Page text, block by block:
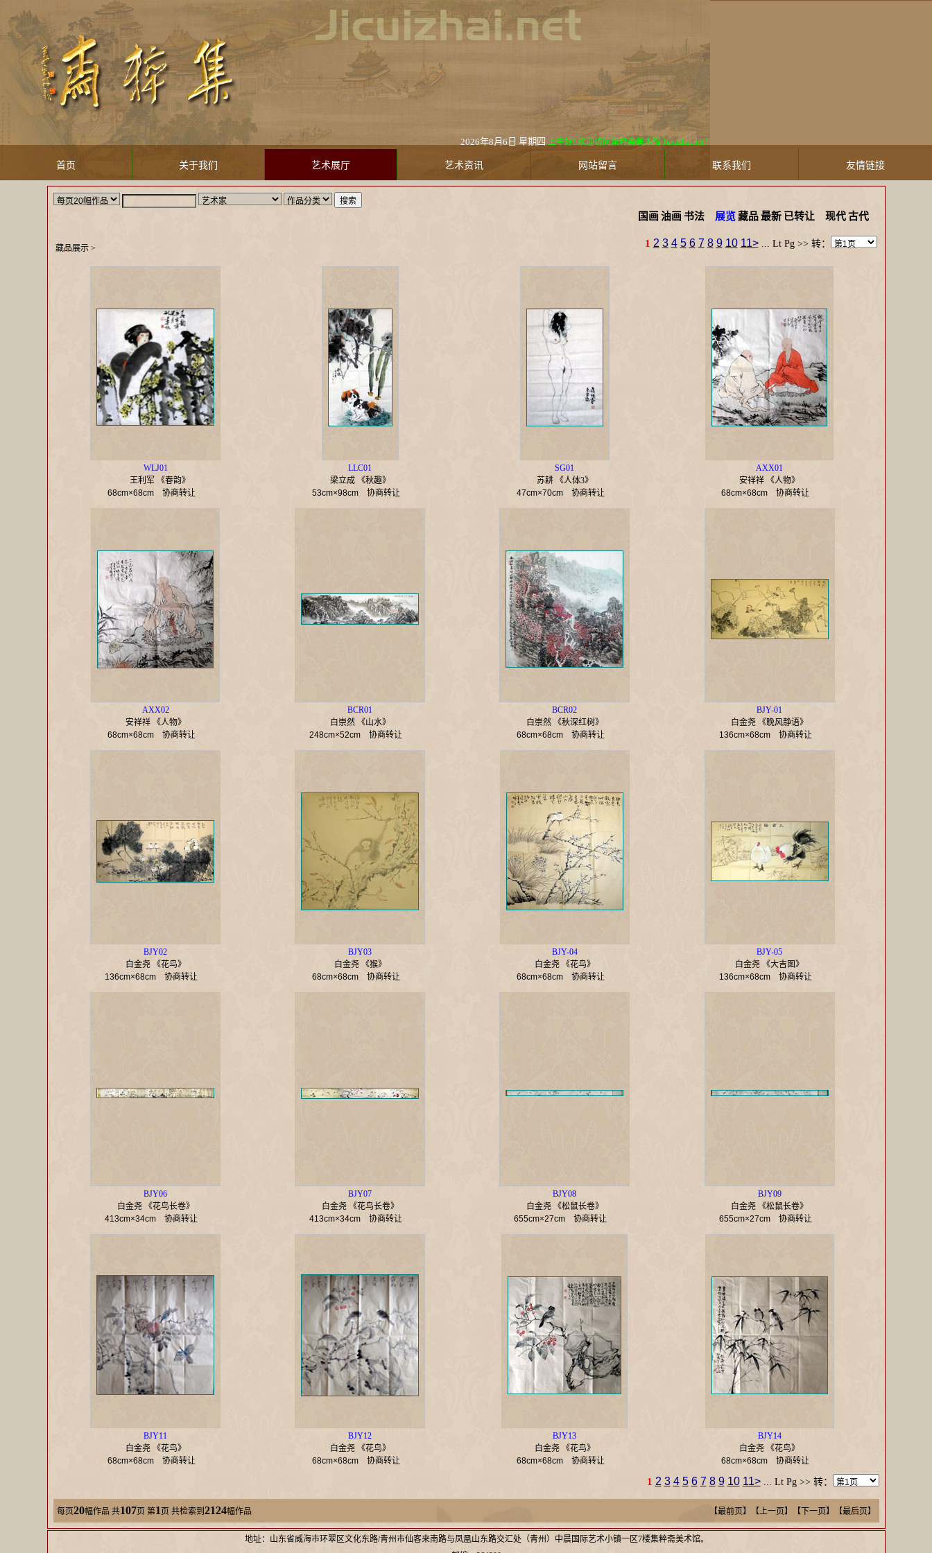
2026年8月6日 星期四 上午好! 欢迎访问集粹斋美术馆 Jicuizhai.net !
首页 关于我们 艺术展厅 艺术资讯 网站留言 联系我们 友情链接
国画 油画 书法 展览 藏品 最新 已转让 现代 古代
藏品展示> 1 2 3 4 5 6 7 8 9 10 11>... Lt Pg>> 转：
WLJ01
王利军 《春韵》
68cm×68cm协商转让
LLC01
梁立成 《秋趣》
53cm×98cm协商转让
SG01
苏耕 《人体3》
47cm×70cm协商转让
AXX01
安祥祥 《人物》
68cm×68cm 协商转让
AXX02
安祥祥 《人物》
68cm×68cm协商转让
BCR01
白崇然 《山水》
248cm×52cm 协商转让
BCR02
白崇然 《秋深红树》
68cm×68cm协商转让
BJY-01
白金尧 《晚风静语》
136cm×68cm协商转让
BJY02
白金尧 《花鸟》
136cm×68cm 协商转让
BJY03
白金尧 《猴》
68cm×68cm协商转让
BJY-04
白金尧 《花鸟》
68cm×68cm协商转让
BJY-05
白金尧 《大吉图》
136cm×68cm协商转让
BJY06
白金尧 《花鸟长卷》
413cm×34cm 协商转让
BJY07
白金尧 《花鸟长卷》
413cm×34cm 协商转让
BJY08
白金尧 《松鼠长卷》
655cm×27cm 协商转让
BJY09
白金尧 《松鼠长卷》
655cm×27cm协商转让
BJY11
白金尧 《花鸟》
68cm×68cm协商转让
BJY12
白金尧 《花鸟》
68cm×68cm协商转让
BJY13
白金尧 《花鸟》
68cm×68cm协商转让
BJY14
白金尧 《花鸟》
68cm×68cm 协商转让
1 2 3 4 5 6 7 8 9 10 11>... Lt Pg>> 转：
每页20幅作品 共107页 第1 页 共检索到 2124幅作品 【最前页】【上一页】 【 下一页】【最后页】
地址：山东省威海市环翠区文化东路/青州市仙客来南路与凤凰山东路交汇处（青州）中晨国际艺术小镇一区7楼集粹斋美术馆。